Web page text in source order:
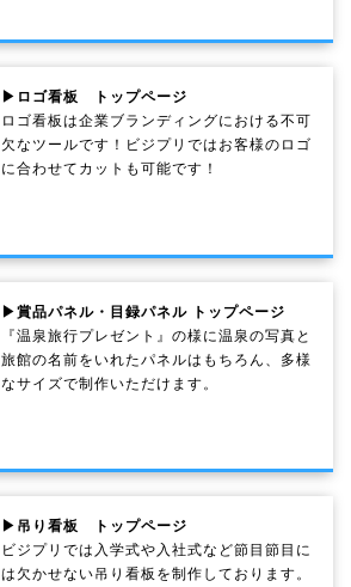
▶ロゴ看板 トップページ
ロゴ看板は企業ブランディングにおける不可
欠なツールです！ビジプリではお客様のロゴ
に合わせてカットも可能です！
▶賞品パネル・目録パネル トップページ
『温泉旅行プレゼント』の様に温泉の写真と
旅館の名前をいれたパネルはもちろん、多様
なサイズで制作いただけます。
▶吊り看板 トップページ
ビジプリでは入学式や入社式など節目節目に
は欠かせない吊り看板を制作しております。